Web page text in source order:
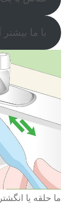
با ما
ما حلقه یا